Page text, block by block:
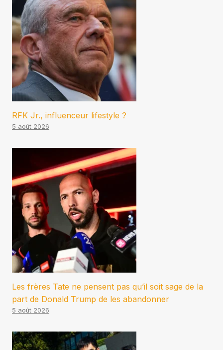
RFK Jr., influenceur lifestyle ?
5 août 2026
Les frères Tate ne pensent pas qu’il soit sage de la
part de Donald Trump de les abandonner
5 août 2026